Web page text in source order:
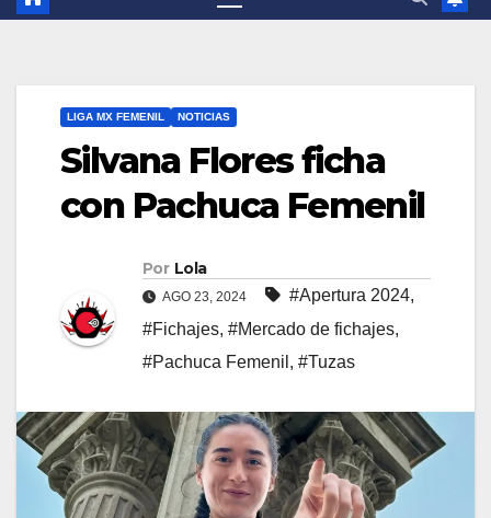
LIGA MX FEMENIL NOTICIAS
Silvana Flores ficha
con Pachuca Femenil
Por Lola
AGO 23, 2024 #Apertura 2024,
#Fichajes, #Mercado de fichajes,
#Pachuca Femenil , #Tuzas